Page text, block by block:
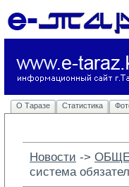
О Таразе Статистика
Новости ->
система